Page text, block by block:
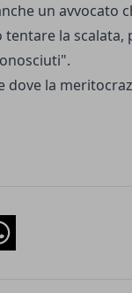
un avvocato
tentare la scalata,
dove la